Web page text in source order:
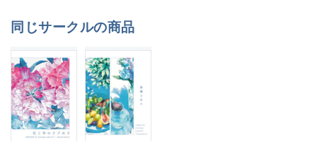
同じサークルの商品